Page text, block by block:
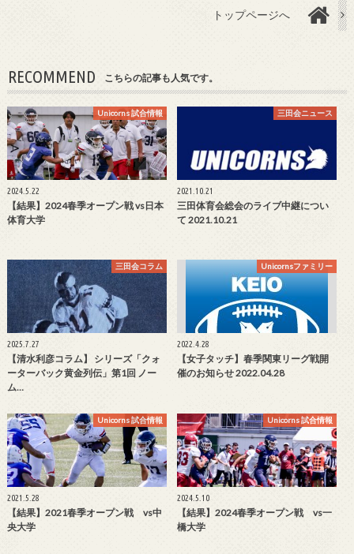
トップページへ
RECOMMEND こちらの記事も人気です。
Unicorns 試合情報
2024.5.22
【結果】2024春季オープン戦 vs日本
体育大学
三田会ニュース
2021.10.21
三田体育会総会のライブ中継につい
て 2021.10.21
三田会コラム
2025.7.27
【清水利彦コラム】 シリーズ「クォ
ーターバック黄金列伝」第1回 ノー
ム…
Unicornsファミリー
2022.4.28
【女子タッチ】春季関東リーグ戦開
催のお知らせ 2022.04.28
Unicorns 試合情報
2021.5.28
【結果】2021春季オープン戦 vs中
央大学
Unicorns 試合情報
2024.5.10
【結果】2024春季オープン戦 vs一
橋大学